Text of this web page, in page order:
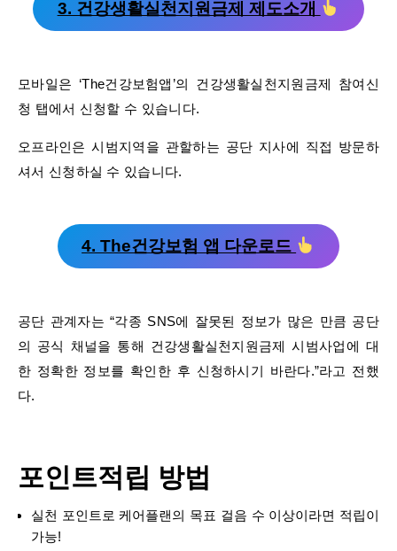
3. 건강생활실천지원금제 제도소개
모바일은 ‘The건강보험앱’의 건강생활실천지원금제 참여신
청 탭에서 신청할 수 있습니다.
오프라인은 시범지역을 관할하는 공단 지사에 직접 방문하
셔서 신청하실 수 있습니다.
4. The건강보험 앱 다운로드
공단 관계자는 “각종 SNS에 잘못된 정보가 많은 만큼 공단
의 공식 채널을 통해 건강생활실천지원금제 시범사업에 대
한 정확한 정보를 확인한 후 신청하시기 바란다.”라고 전했
다.
포인트적립 방법
실천 포인트로 케어플랜의 목표 걸음 수 이상이라면 적립이
가능!